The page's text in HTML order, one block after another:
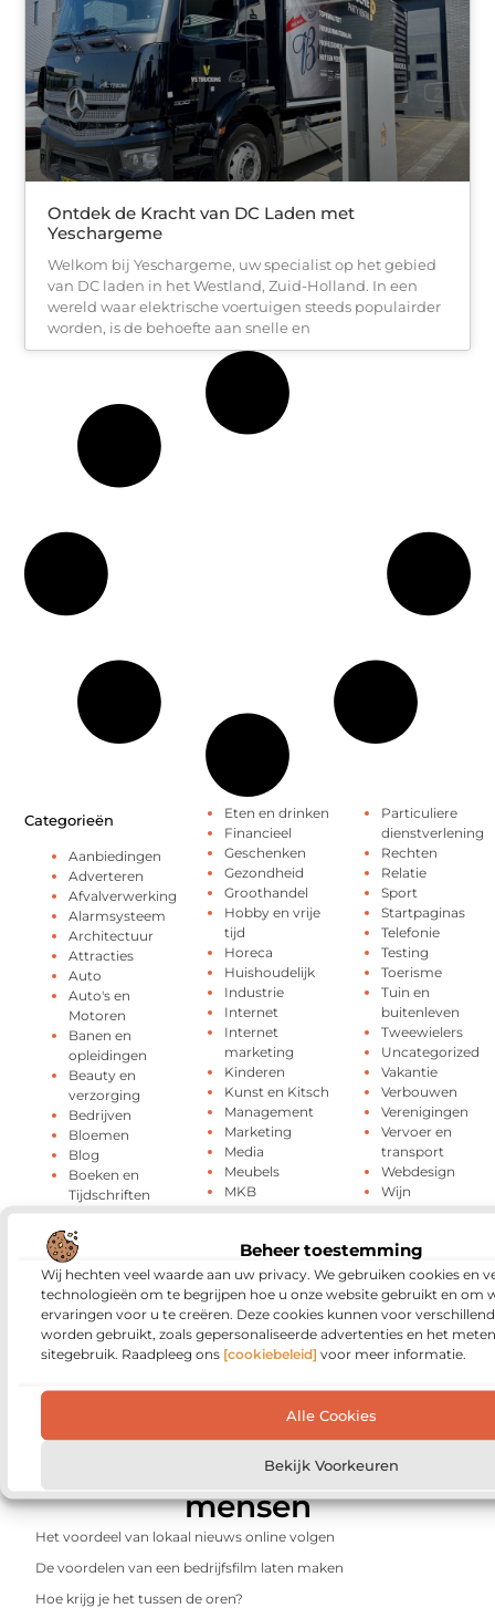
Beheer toestemming
Wij hechten veel waarde aan uw privacy. We gebruiken cookies en
technologieën om te begrijpen hoe u onze website gebruikt en om
ervaringen voor u te creëren. Deze cookies kunnen voor
worden gebruikt, zoals gepersonaliseerde advertenties en het
sitegebruik. Raadpleeg ons [cookiebeleid] voor meer informatie.
Alle Cookies
Bekijk Voorkeuren
Ontdek de Kracht van DC Laden met
Yeschargeme
Welkom bij Yeschargeme, uw specialist op het gebied
van DC laden in het Westland, Zuid-Holland. In een
wereld waar elektrische voertuigen steeds populairder
worden, is de behoefte aan snelle en
Categorieën
Aanbiedingen
Adverteren
Afvalverwerking
Alarmsysteem
Architectuur
Attracties
Auto
Auto's en
Motoren
Banen en
opleidingen
Beauty en
verzorging
Bedrijven
Bloemen
Blog
Boeken en
Tijdschriften
Cadeau
Dienstverlening
Dieren
E-Books
Electronica en
Computers
Energie
Entertainment
Eten en drinken
Financieel
Geschenken
Gezondheid
Groothandel
Hobby en vrije
tijd
Horeca
Huishoudelijk
Industrie
Internet
Internet
marketing
Kinderen
Kunst en Kitsch
Management
Marketing
Media
Meubels
MKB
Mobiliteit
Kleding
Motor
Muziek
Nieuws
Onderwijs
Oog Laseren
Particuliere
dienstverlening
Rechten
Relatie
Sport
Startpaginas
Telefonie
Testing
Toerisme
Tuin en
buitenleven
Tweewielers
Uncategorized
Vakantie
Verbouwen
Verenigingen
Vervoer en
transport
Webdesign
Wijn
Winkelen
Woningen
Zakelijk
Zakelijke
dienstverlening
Zorg
ZZP
en beroemde
mensen
Het voordeel van lokaal nieuws online volgen
De voordelen van een bedrijfsfilm laten maken
Hoe krijg je het tussen de oren?